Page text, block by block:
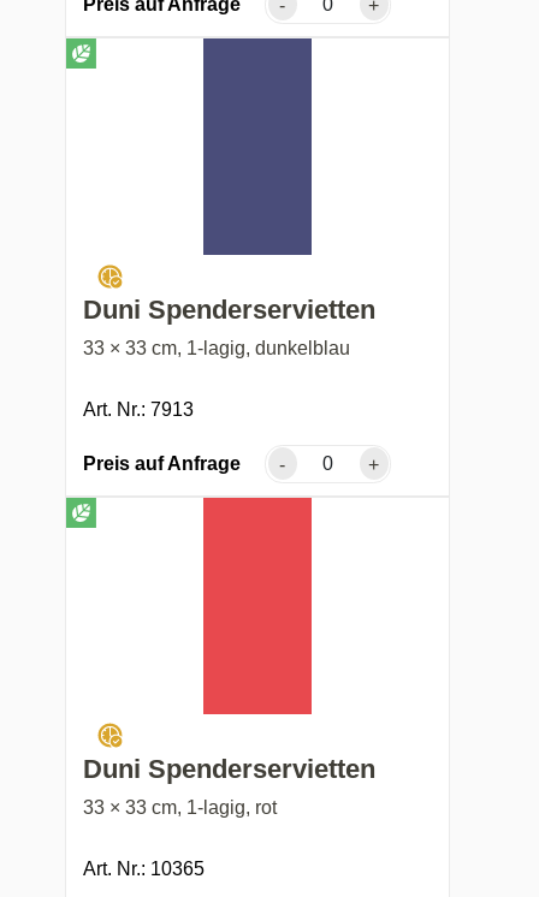
- +
Duni Spenderservietten
33 × 33 cm, 1-lagig, dunkelblau
Art. Nr.: 7913
Preis auf Anfrage - +
Duni Spenderservietten
33 × 33 cm, 1-lagig, rot
Art. Nr.: 10365